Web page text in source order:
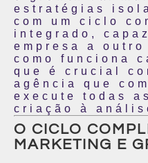
estratégias
com um ciclo
integrado,
empresa a
como funciona
que é crucial
agência que
execute todas
criação à
O CICLO
MARKETING E